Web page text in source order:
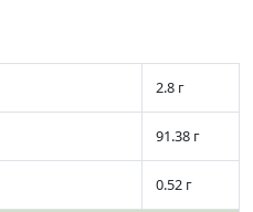
2.8 г
91.38 г
0.52 г